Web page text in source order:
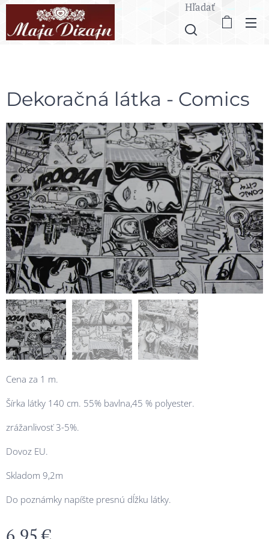
Hľadať
Dekoračná látka - Comics
Cena za 1 m.
Šírka látky 140 cm. 55% bavlna,45 % polyester.
zrážanlivosť 3-5%.
Dovoz EU.
Skladom 9,2m
Do poznámky napíšte presnú dĺžku látky.